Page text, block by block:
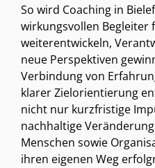
So wird Coaching in
wirkungsvollen Begleiter
weiterentwickeln,
neue Perspektiven
Verbindung von
klarer Zielorientierung
nicht nur kurzfristige
nachhaltige
Menschen sowie
ihren eigenen Weg